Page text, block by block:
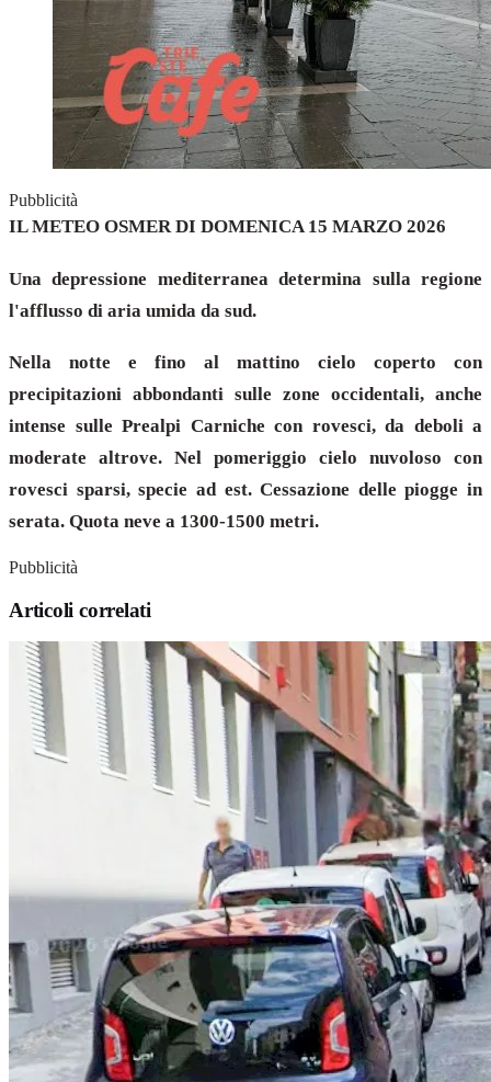
Pubblicità
IL METEO OSMER DI DOMENICA 15 MARZO 2026
Una depressione mediterranea determina sulla regione
l'afflusso di aria umida da sud.
Nella notte e fino al mattino cielo coperto con
precipitazioni abbondanti sulle zone occidentali, anche
intense sulle Prealpi Carniche con rovesci, da deboli a
moderate altrove. Nel pomeriggio cielo nuvoloso con
rovesci sparsi, specie ad est. Cessazione delle piogge in
serata. Quota neve a 1300-1500 metri.
Pubblicità
Articoli correlati